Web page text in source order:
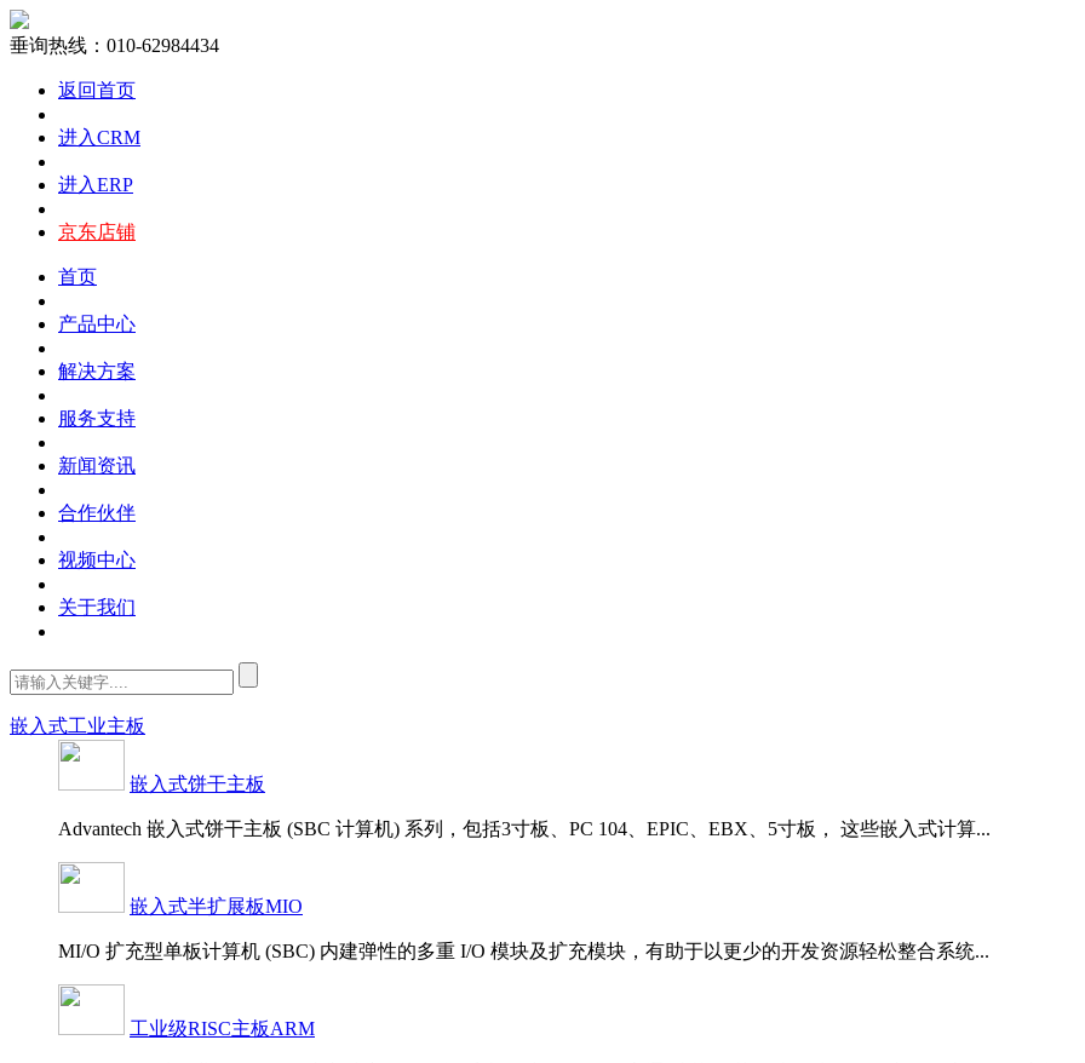
垂询热线：010-62984434
返回首页
进入CRM
进入ERP
京东店铺
首页
产品中心
解决方案
服务支持
新闻资讯
合作伙伴
视频中心
关于我们
嵌入式工业主板
嵌入式饼干主板
Advantech 嵌入式饼干主板 (SBC 计算机) 系列，包括3寸板、PC 104、EPIC、EBX、5寸板， 这些嵌入式计算...
嵌入式半扩展板MIO
MI/O 扩充型单板计算机 (SBC) 内建弹性的多重 I/O 模块及扩充模块，有助于以更少的开发资源轻松整合系统...
工业级RISC主板ARM